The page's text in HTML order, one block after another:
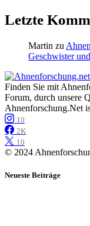
Letzte
Martin zu
Geschwister
Finden Sie mit
Forum, durch unsere
Ahnenforschung.Net
10
2K
10
© 2024
Neueste Beiträge